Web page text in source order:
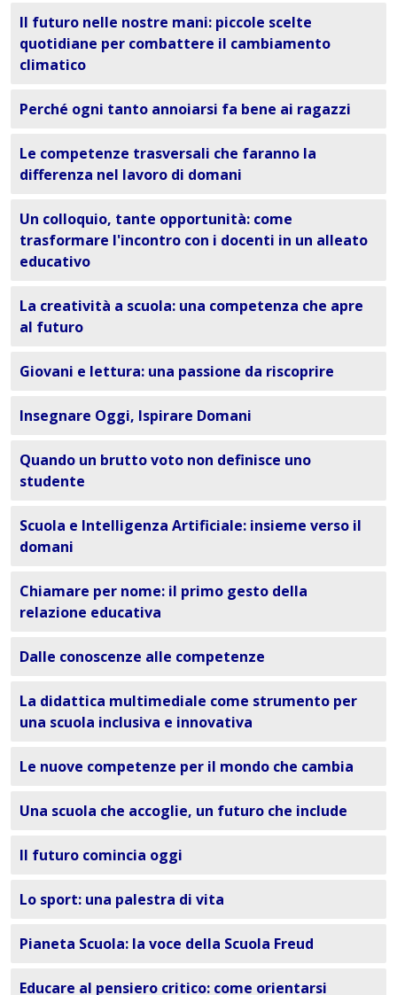
Il futuro nelle nostre mani: piccole scelte
quotidiane per combattere il cambiamento
climatico
Perché ogni tanto annoiarsi fa bene ai ragazzi
Le competenze trasversali che faranno la
differenza nel lavoro di domani
Un colloquio, tante opportunità: come
trasformare l'incontro con i docenti in un alleato
educativo
La creatività a scuola: una competenza che apre
al futuro
Giovani e lettura: una passione da riscoprire
Insegnare Oggi, Ispirare Domani
Quando un brutto voto non definisce uno
studente
Scuola e Intelligenza Artificiale: insieme verso il
domani
Chiamare per nome: il primo gesto della
relazione educativa
Dalle conoscenze alle competenze
La didattica multimediale come strumento per
una scuola inclusiva e innovativa
Le nuove competenze per il mondo che cambia
Una scuola che accoglie, un futuro che include
Il futuro comincia oggi
Lo sport: una palestra di vita
Pianeta Scuola: la voce della Scuola Freud
Educare al pensiero critico: come orientarsi